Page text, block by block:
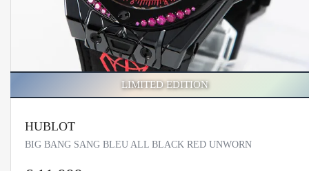
LIMITED EDITION
HUBLOT
BIG BANG SANG BLEU ALL BLACK RED UNWORN